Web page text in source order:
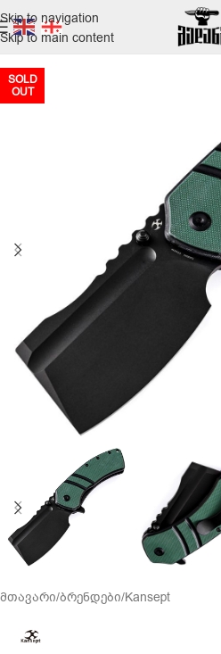
Skip to navigation
Skip to main content
SOLD
OUT
მთავარი/ბრენდები/Kansept